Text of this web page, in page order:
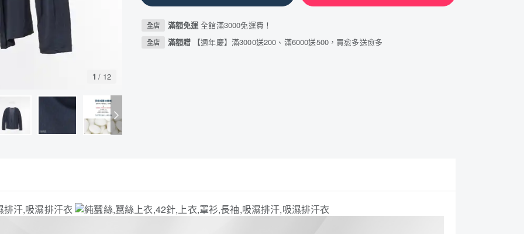
1 / 12
全店 滿額免運全館滿3000免運費！
全店 滿額贈 【週年慶】滿3000送200、滿6000送500，買愈多送愈多